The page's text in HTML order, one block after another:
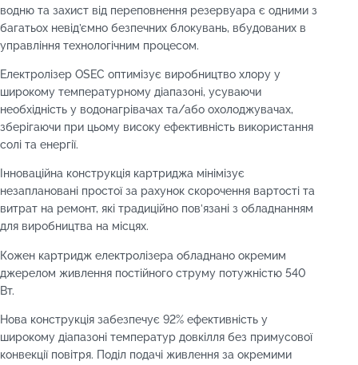
водню та захист від переповнення резервуара є одними з
багатьох невід’ємно безпечних блокувань, вбудованих в
управління технологічним процесом.
Електролізер OSEC оптимізує виробництво хлору у
широкому температурному діапазоні, усуваючи
необхідність у водонагрівачах та/або охолоджувачах,
зберігаючи при цьому високу ефективність використання
солі та енергії.
Інноваційна конструкція картриджа мінімізує
незаплановані простої за рахунок скорочення вартості та
витрат на ремонт, які традиційно пов’язані з обладнанням
для виробництва на місцях.
Кожен картридж електролізера обладнано окремим
джерелом живлення постійного струму потужністю 540
Вт.
Нова конструкція забезпечує 92% ефективність у
широкому діапазоні температур довкілля без примусової
конвекції повітря. Поділ подачі живлення за окремими